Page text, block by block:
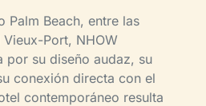
Palm Beach, entre las
Port, NHOW
por su diseño audaz, su
conexión directa con el
contemporáneo resulta